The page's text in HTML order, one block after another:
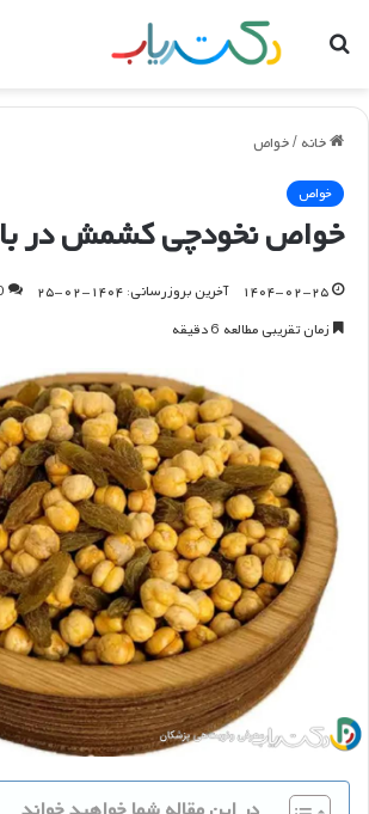
جستجو
خانه /خواص
خواص
خواص نخودچی کشمش در
۱۴۰۴-۰۲-۲۵ آخرین بروزرسانی: ۱۴۰۴-۰۲-۲۵
زمان تقریبی مطالعه 6 دقیقه